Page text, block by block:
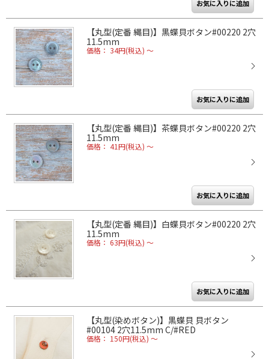
【丸型(定番 縄目)】黒蝶貝ボタン#00220 2穴
11.5mm
価格： 34円(税込) ～
【丸型(定番 縄目)】茶蝶貝ボタン#00220 2穴
11.5mm
価格： 41円(税込) ～
【丸型(定番 縄目)】白蝶貝ボタン#00220 2穴
11.5mm
価格： 63円(税込) ～
【丸型(染めボタン)】黒蝶貝 貝ボタン
#00104 2穴11.5mm C/#RED
価格： 150円(税込) ～